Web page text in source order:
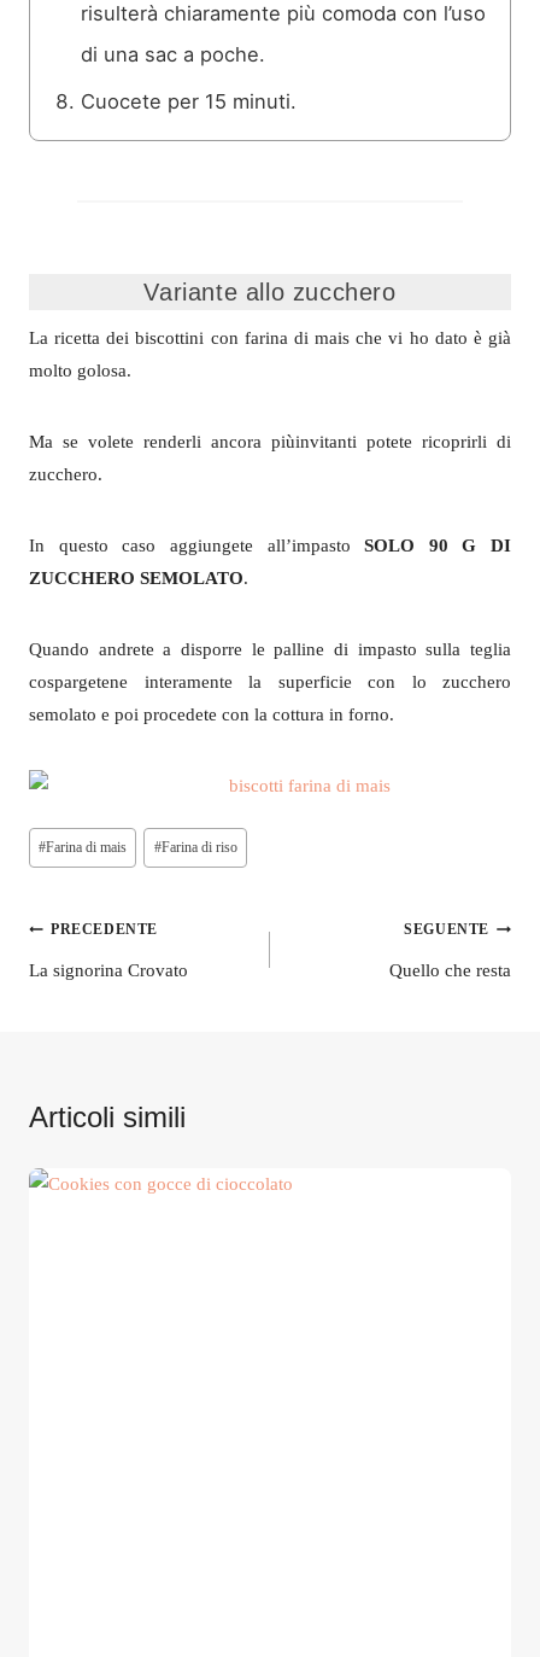
risulterà chiaramente più comoda con l’uso
di una sac a poche.
Cuocete per 15 minuti.
Variante allo zucchero
La ricetta dei biscottini con farina di mais che vi ho dato è già
molto golosa.
Ma se volete renderli ancora piùinvitanti potete ricoprirli di
zucchero.
In questo caso aggiungete all’impastoSOLO 90 G DI
ZUCCHERO SEMOLATO.
Quando andrete a disporre le palline di impasto sulla teglia
cospargetene interamente la superficie con lo zucchero
semolato e poi procedete con la cottura in forno.
Tag
articolo:
#Farina di mais #Farina di riso
Navigazione
articoli
PRECEDENTE
La signorina Crovato
SEGUENTE
Quello che resta
Articoli simili